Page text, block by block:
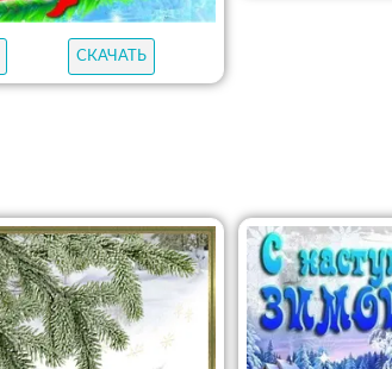
СКАЧАТЬ